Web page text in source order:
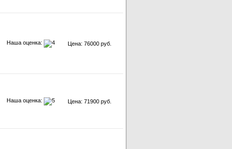
Наша оценка: Цена: 76000 руб.
Наша оценка: Цена: 71900 руб.